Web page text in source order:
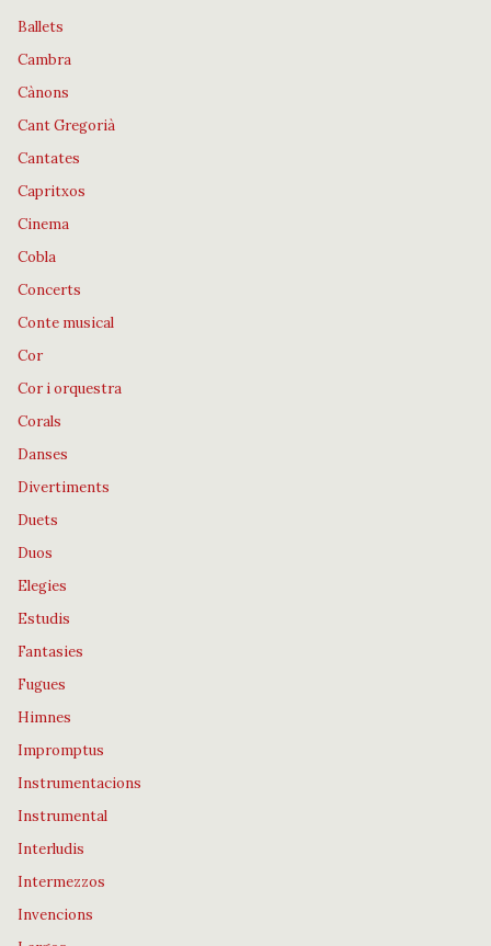
Ballets
Cambra
Cànons
Cant Gregorià
Cantates
Capritxos
Cinema
Cobla
Concerts
Conte musical
Cor
Cor i orquestra
Corals
Danses
Divertiments
Duets
Duos
Elegies
Estudis
Fantasies
Fugues
Himnes
Impromptus
Instrumentacions
Instrumental
Interludis
Intermezzos
Invencions